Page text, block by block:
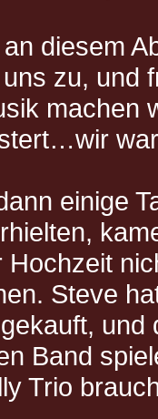
diesem
zu, und
machen
einige
Hochzeit
Steve
und
Band
Trio